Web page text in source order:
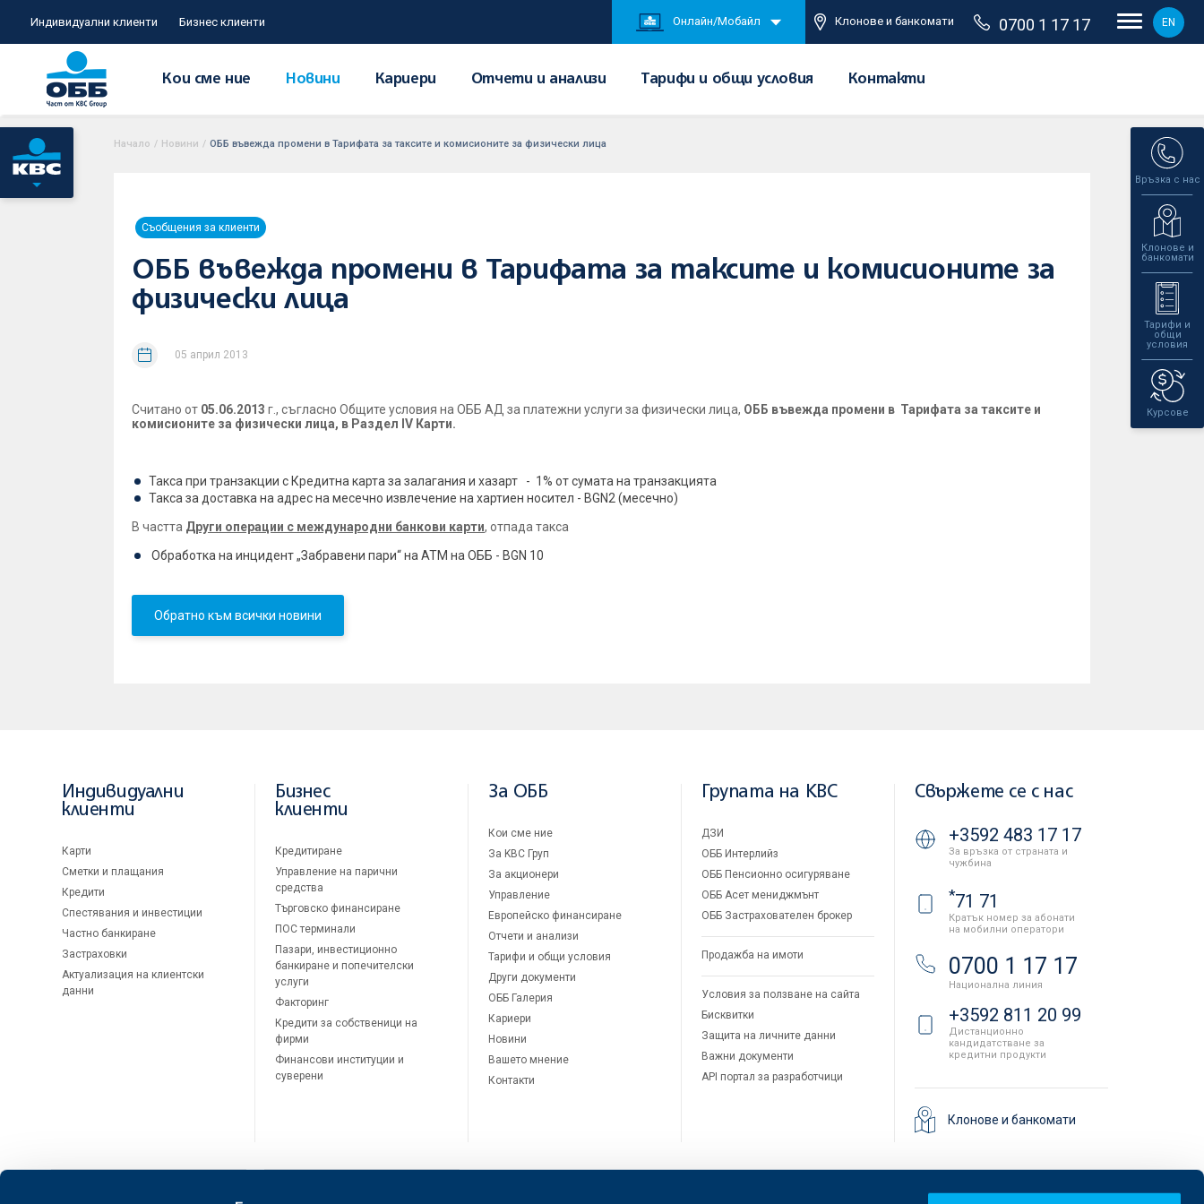
Индивидуални клиенти Бизнес клиенти Онлайн/Мобайл Клонове и банкомати 0700 1 17 17 EN
Кои сме ние Новини Кариери Отчети и анализи Тарифи и общи условия Контакти
Връзка с нас
Клонове и
банкомати
Тарифи и
общи
условия
Курсове
Начало / Новини / ОББ въвежда промени в Тарифата за таксите и комисионите за физически лица
Съобщения за клиенти
ОББ въвежда промени в Тарифата за таксите и комисионите за
физически лица
05 април 2013
Считано от 05.06.2013 г., съгласно Общите условия на ОББ АД за платежни услуги за физически лица, ОББ въвежда промени в Тарифата за таксите и
комисионите за физически лица, в Раздел I V Карти.
Такса при транзакции с Кредитна карта за залагания и хазарт - 1% от сумата на транзакцията
Такса за доставка на адрес на месечно извлечение на хартиен носител - BGN2 (месечно)
В частта Други операции с международни банкови карти, отпада такса
Обработка на инцидент „Забравени пари“ на АТМ на ОББ - BGN 10
Обратно към всички новини
Индивидуални
клиенти
Карти
Сметки и плащания
Кредити
Спестявания и инвестиции
Частно банкиране
Застраховки
Актуализация на клиентски
данни
Бизнес
клиенти
Кредитиране
Управление на парични
средства
Търговско финансиране
ПОС терминали
Пазари, инвестиционно
банкиране и попечителски
услуги
Факторинг
Кредити за собственици на
фирми
Финансови институции и
суверени
За ОББ
Кои сме ние
За KBC Груп
За акционери
Управление
Европейско финансиране
Отчети и анализи
Тарифи и общи условия
Други документи
ОББ Галерия
Кариери
Новини
Вашето мнение
Контакти
Групата на KBC
ДЗИ
ОББ Интерлийз
ОББ Пенсионно осигуряване
ОББ Асет мениджмънт
ОББ Застрахователен брокер
Продажба на имоти
Условия за ползване на сайта
Бисквитки
Защита на личните данни
Важни документи
API портал за разработчици
Свържете се с нас
+3592 483 17 17
За връзка от страната и
чужбина
*71 71
Кратък номер за абонати
на мобилни оператори
0700 1 17 17
Национална линия
+3592 811 20 99
Дистанционно
кандидатстване за
кредитни продукти
Клонове и банкомати